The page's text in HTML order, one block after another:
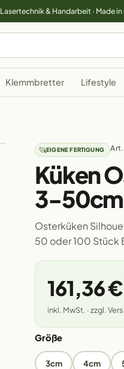
Lasertechnik & Handarbeit · Made
Klemmbretter Lifestyle
EIGENE FERTIGUNG
Küken
3-50cm
Osterküken
50 oder 100 Stück
161,36 €
inkl. MwSt. · zzgl.
Größe
3cm 4cm